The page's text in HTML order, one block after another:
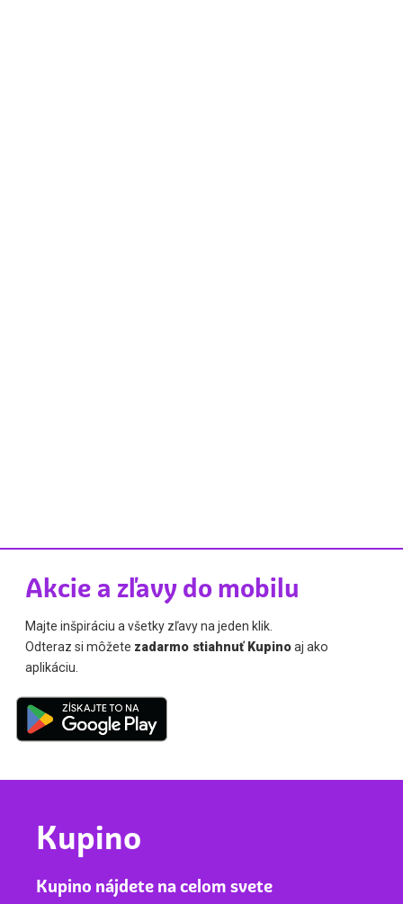
Akcie a zľavy do mobilu
Majte inšpiráciu a všetky zľavy na jeden klik.
Odteraz si môžete zadarmo stiahnuť Kupinoaj ako
aplikáciu.
Kupino
Kupino nájdete na celom svete